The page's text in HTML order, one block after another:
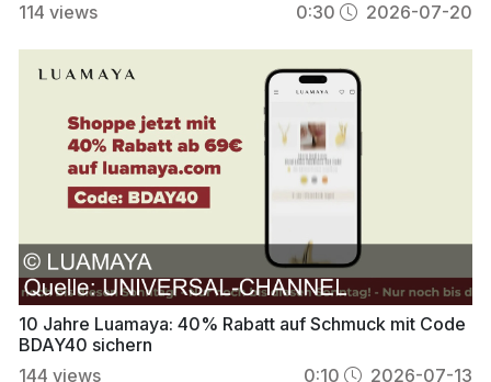
114 views 0:30 2026-07-20
10 Jahre Luamaya: 40% Rabatt auf Schmuck mit Code
BDAY40 sichern
144 views 0:10 2026-07-13